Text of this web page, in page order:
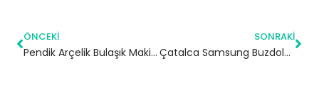
ÖNCEKI
Pendik Arçelik Bulaşık Makinesi Servisi
SONRAKI
Çatalca Samsung Buzdolabı Servisi